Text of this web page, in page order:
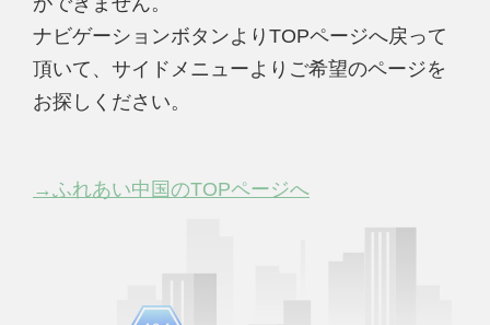
ナビゲーションボタンよりTOPページへ戻って
頂いて、サイドメニューよりご希望のページを
お探しください。
→ふれあい中国のTOPページへ